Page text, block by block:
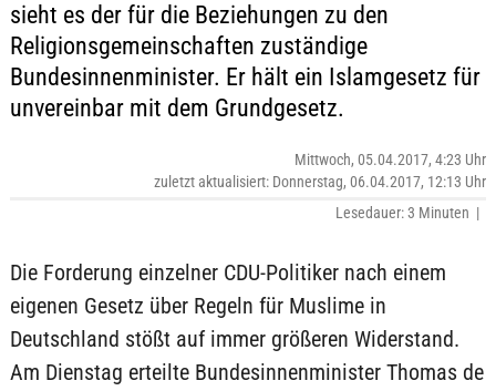
sieht es der für die Beziehungen zu den
Religionsgemeinschaften zuständige
Bundesinnenminister. Er hält ein Islamgesetz für
unvereinbar mit dem Grundgesetz.
Mittwoch, 05.04.2017, 4:23 Uhr
zuletzt aktualisiert: Donnerstag, 06.04.2017, 12:13 Uhr
Lesedauer: 3 Minuten |
Die Forderung einzelner CDU-Politiker nach einem
eigenen Gesetz über Regeln für Muslime in
Deutschland stößt auf immer größeren Widerstand.
Am Dienstag erteilte Bundesinnenminister Thomas de